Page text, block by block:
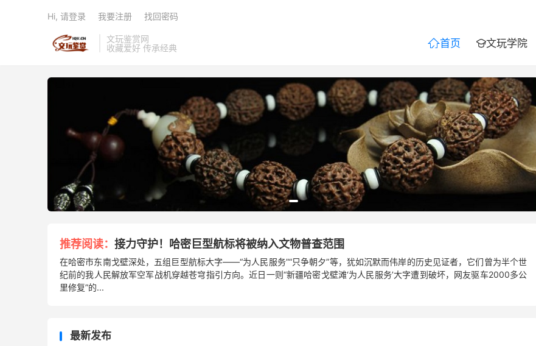
文玩鉴赏网
收藏爱好 传承经典
首页 文玩学院
Hi, 请登录 我要注册 找回密码
推荐阅读： 接力守护！哈密巨型航标将被纳入文物普查范围
在哈密市东南戈壁深处，五组巨型航标大字——“为人民服务”“只争朝夕”等，犹如沉默而伟岸的历史见证者，它们曾为半个世
纪前的我人民解放军空军战机穿越苍穹指引方向。近日一则“新疆哈密戈壁滩‘为人民服务’大字遭到破坏，网友驱车2000多公
里修复”的...
最新发布